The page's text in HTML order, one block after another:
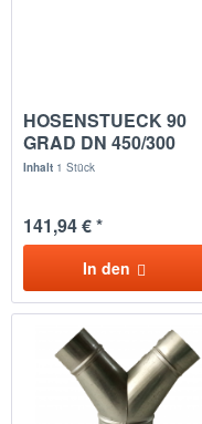
HOSENSTUECK 90
GRAD DN 450/300
Inhalt 1 Stück
141,94 € *
In den